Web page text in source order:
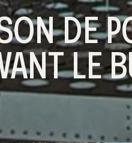
DE
LE